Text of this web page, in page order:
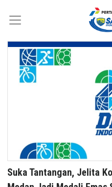
Suka Tantangan, Jelita